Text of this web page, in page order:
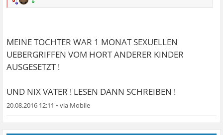
MEINE TOCHTER WAR 1 MONAT SEXUELLEN
UEBERGRIFFEN VOM HORT ANDERER KINDER
AUSGESETZT !
UND NIX VATER ! LESEN DANN SCHREIBEN !
20.08.2016 12:11 •